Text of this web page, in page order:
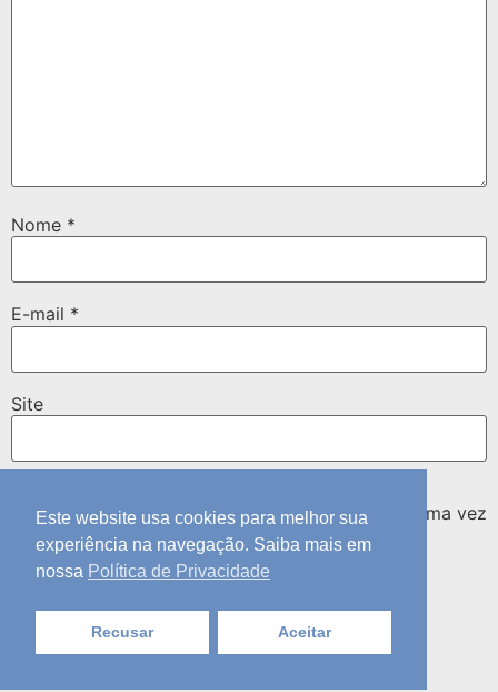
Nome *
E-mail *
Site
Salvar meus dados neste navegador para a próxima vez
que eu comentar.
Seja Aprovado no Revalida
Este website usa cookies para melhor sua
experiência na navegação. Saiba mais em
nossa Política de Privacidade
Recusar Aceitar